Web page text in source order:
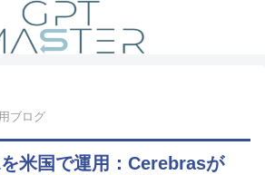
ブログ
米国で運用：Cerebrasが